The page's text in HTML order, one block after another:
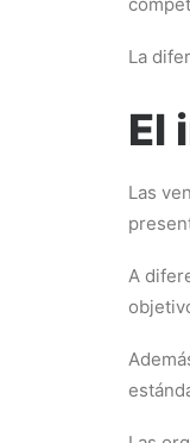
La
El
Las
A